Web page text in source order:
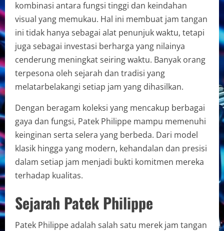
kombinasi antara fungsi tinggi dan keindahan
visual yang memukau. Hal ini membuat jam tangan
ini tidak hanya sebagai alat penunjuk waktu, tetapi
juga sebagai investasi berharga yang nilainya
cenderung meningkat seiring waktu. Banyak orang
terpesona oleh sejarah dan tradisi yang
melatarbelakangi setiap jam yang dihasilkan.
Dengan beragam koleksi yang mencakup berbagai
gaya dan fungsi, Patek Philippe mampu memenuhi
keinginan serta selera yang berbeda. Dari model
klasik hingga yang modern, kehandalan dan presisi
dalam setiap jam menjadi bukti komitmen mereka
terhadap kualitas.
Sejarah Patek Philippe
Patek Philippe adalah salah satu merek jam tangan